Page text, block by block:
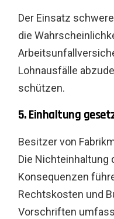
Der Einsatz
die
Lohnausfälle
schützen.
5. Einhaltung
Besitzer von
Die Nichteinhaltung
Konsequenzen
Rechtskosten und
Vorschriften